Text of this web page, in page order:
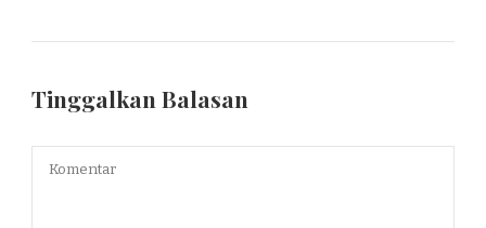
Tinggalkan Balasan